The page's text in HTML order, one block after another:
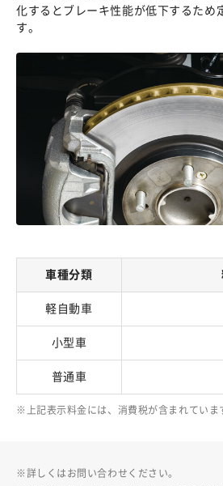
化するとブレーキ性能が低下するため
す。
車種分類
軽自動車
小型車
普通車
上記表示料金には、消費税が含まれていま
詳しくはお問い合わせください。